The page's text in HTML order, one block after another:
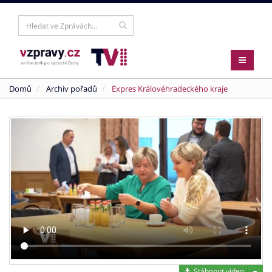
Domů Archiv pořadů Expres Královéhradeckého kraje